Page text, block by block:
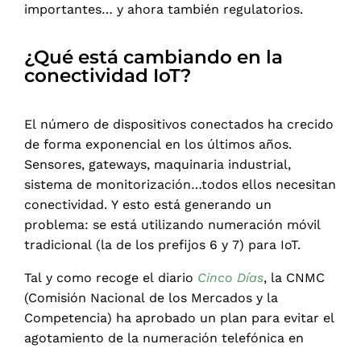
importantes… y ahora también regulatorios.
¿Qué está cambiando en la
conectividad IoT?
El número de dispositivos conectados ha crecido
de forma exponencial en los últimos años.
Sensores, gateways, maquinaria industrial,
sistema de monitorización…todos ellos necesitan
conectividad. Y esto está generando un
problema: se está utilizando numeración móvil
tradicional (la de los prefijos 6 y 7) para IoT.
Tal y como recoge el diario Cinco Días, la CNMC
(Comisión Nacional de los Mercados y la
Competencia) ha aprobado un plan para evitar el
agotamiento de la numeración telefónica en